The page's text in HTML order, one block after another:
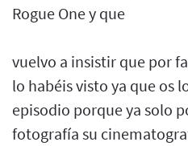
Rogue One y que
vuelvo a insistir que por
lo habéis visto ya que os
episodio porque ya solo
fotografía su